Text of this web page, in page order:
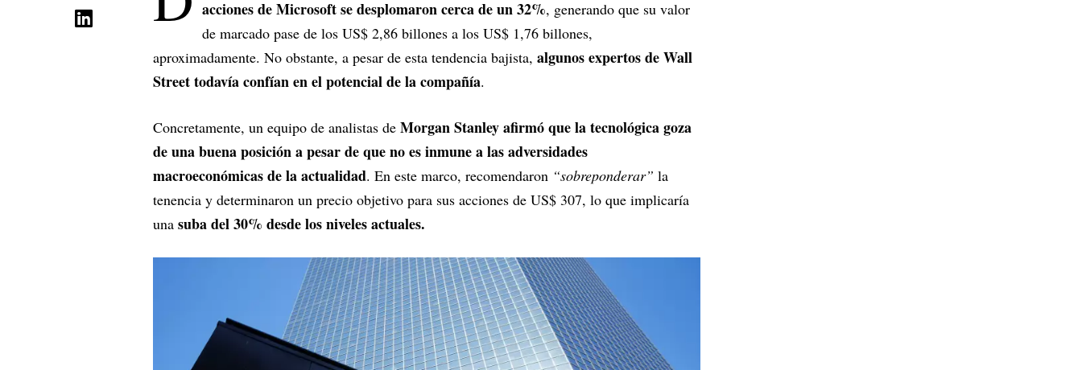
acciones de Microsoft se desplomaron cerca de un 32%, generando que su valor
de marcado pase de los US$ 2,86 billones a los US$ 1,76 billones,
aproximadamente. No obstante, a pesar de esta tendencia bajista, algunos expertos de Wall
Street todavía confían en el potencial de la compañía.
Concretamente, un equipo de analistas de Morgan Stanley afirmó que la tecnológica goza
de una buena posición a pesar de que no es inmune a las adversidades
macroeconómicas de la actualidad. En este marco, recomendaron “sobreponderar” la
tenencia y determinaron un precio objetivo para sus acciones de US$ 307, lo que implicaría
una suba del 30% desde los niveles actuales.